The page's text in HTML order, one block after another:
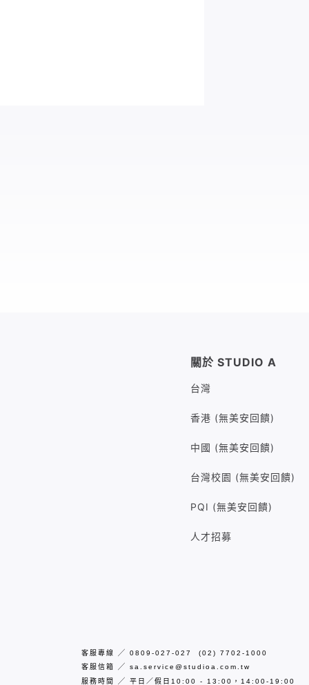
關於 STUDIO A
台灣
香港 (無美安回饋)
中國 (無美安回饋)
台灣校園 (無美安回饋)
PQI (無美安回饋)
人才招募
客服專線 ╱
0809-027-027 (02) 7702-1000
客服信箱
╱
sa.service@studioa.com.tw
服務時間
╱ 平日／假日10:00 - 13:00，14:00-19:00